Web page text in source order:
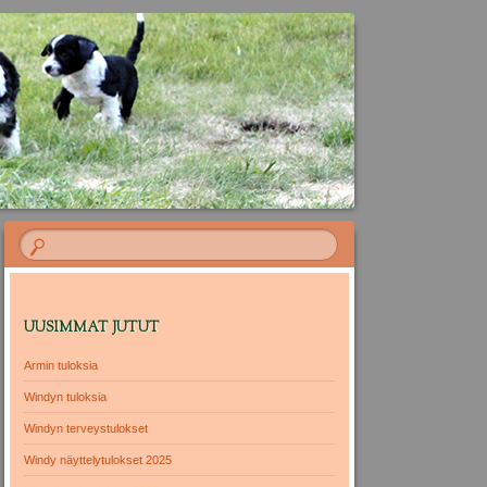
UUSIMMAT JUTUT
Armin tuloksia
Windyn tuloksia
Windyn terveystulokset
Windy näyttelytulokset 2025